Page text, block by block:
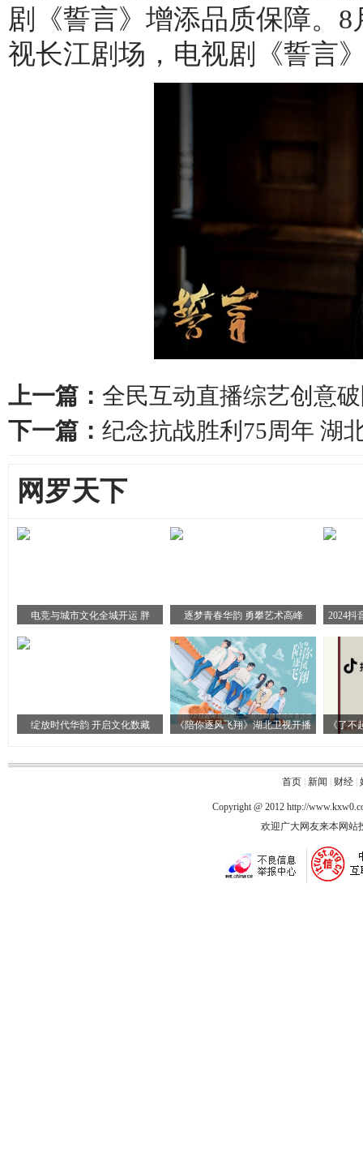
剧《誓言》增添品质保障。
视长江剧场，电视剧《誓言
上一篇： 全民互动直播综艺创意
下一篇： 纪念抗战胜利75周年 湖
网罗天下
电竞与城市文化全城开运 胖 逐梦青春华韵 勇攀艺术高峰 2024抖
绽放时代华韵 开启文化数藏 《陪你逐风飞翔》湖北卫视开播 《了
首页| 新闻 财经|
Copyright @ 2012 http://
欢迎广大网友来本网站